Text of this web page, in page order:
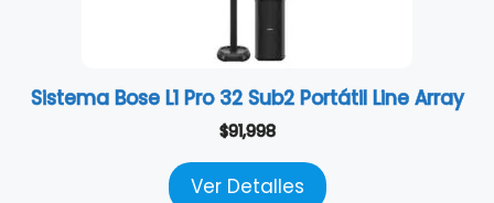
Sistema Bose L1 Pro 32 Sub2 Portátil Line Array
$91,998
Ver Detalles